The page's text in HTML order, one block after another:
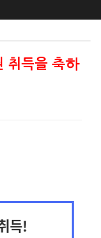
취득을 축하
득!